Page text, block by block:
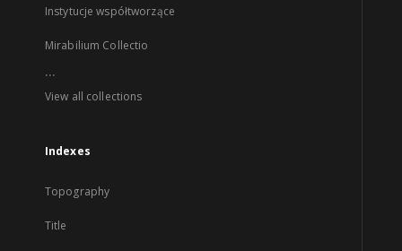
Instytucje współtworzące
Mirabilium Collectio
...
View all collections
Indexes
Topography
Title